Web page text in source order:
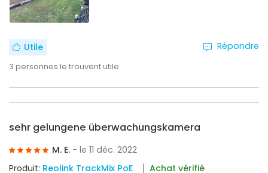
Utile
3 personnes le trouvent utile
Répondre
sehr gelungene überwachungskamera
M. E. - le 11 déc. 2022
Produit: Reolink TrackMix PoE Achat vérifié